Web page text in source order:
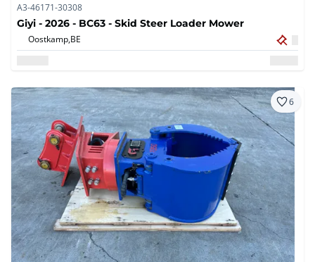
A3-46171-30308
Giyi - 2026 - BC63 - Skid Steer Loader Mower
Oostkamp,BE
6